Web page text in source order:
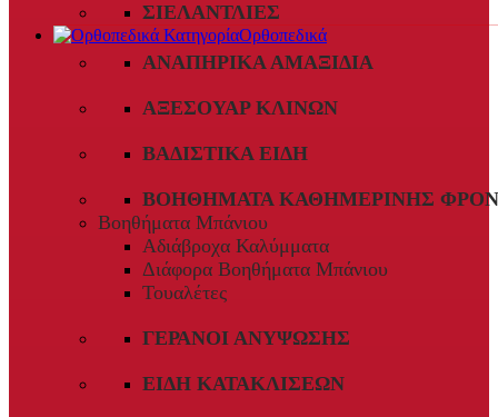
ΣΙΕΛΑΝΤΛΊΕΣ
Ορθοπεδικά
ΑΝΑΠΗΡΙΚΆ ΑΜΑΞΊΔΙΑ
ΑΞΕΣΟΥΆΡ ΚΛΙΝΏΝ
ΒΑΔΙΣΤΙΚΆ ΕΊΔΗ
ΒΟΗΘΉΜΑΤΑ ΚΑΘΗΜΕΡΙΝΉΣ
Βοηθήματα Μπάνιου
Αδιάβροχα Καλύμματα
Διάφορα Βοηθήματα Μπάνιου
Τουαλέτες
ΓΕΡΑΝΟΊ ΑΝΎΨΩΣΗΣ
ΕΊΔΗ ΚΑΤΑΚΛΊΣΕΩΝ